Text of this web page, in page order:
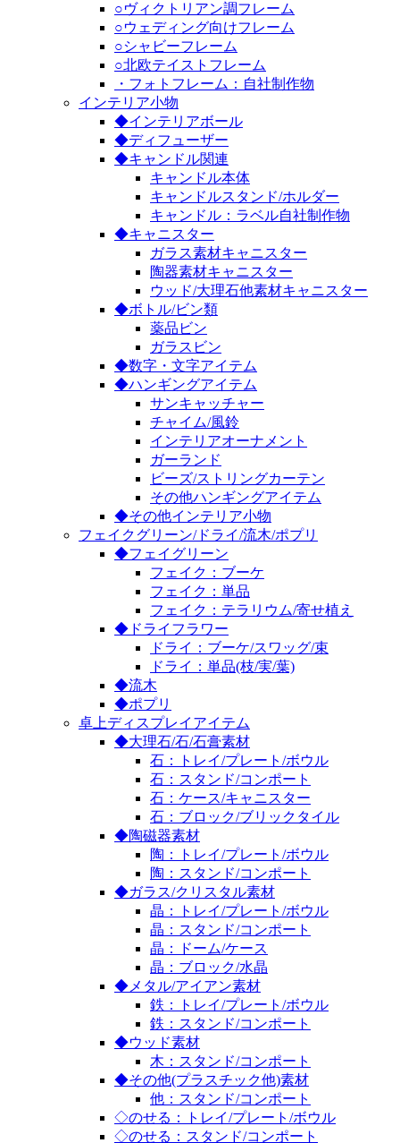
○ヴィクトリアン調フレーム
○ウェディング向けフレーム
○シャビーフレーム
○北欧テイストフレーム
・フォトフレーム：自社制作物
インテリア小物
◆インテリアボール
◆ディフューザー
◆キャンドル関連
キャンドル本体
キャンドルスタンド/ホルダー
キャンドル：ラベル自社制作物
◆キャニスター
ガラス素材キャニスター
陶器素材キャニスター
ウッド/大理石他素材キャニスター
◆ボトル/ビン類
薬品ビン
ガラスビン
◆数字・文字アイテム
◆ハンギングアイテム
サンキャッチャー
チャイム/風鈴
インテリアオーナメント
ガーランド
ビーズ/ストリングカーテン
その他ハンギングアイテム
◆その他インテリア小物
フェイクグリーン/ドライ/流木/ポプリ
◆フェイグリーン
フェイク：ブーケ
フェイク：単品
フェイク：テラリウム/寄せ植え
◆ドライフラワー
ドライ：ブーケ/スワッグ/束
ドライ：単品(枝/実/葉)
◆流木
◆ポプリ
卓上ディスプレイアイテム
◆大理石/石/石膏素材
石：トレイ/プレート/ボウル
石：スタンド/コンポート
石：ケース/キャニスター
石：ブロック/ブリックタイル
◆陶磁器素材
陶：トレイ/プレート/ボウル
陶：スタンド/コンポート
◆ガラス/クリスタル素材
晶：トレイ/プレート/ボウル
晶：スタンド/コンポート
晶：ドーム/ケース
晶：ブロック/水晶
◆メタル/アイアン素材
鉄：トレイ/プレート/ボウル
鉄：スタンド/コンポート
◆ウッド素材
木：スタンド/コンポート
◆その他(プラスチック他)素材
他：スタンド/コンポート
◇のせる：トレイ/プレート/ボウル
◇のせる：スタンド/コンポート